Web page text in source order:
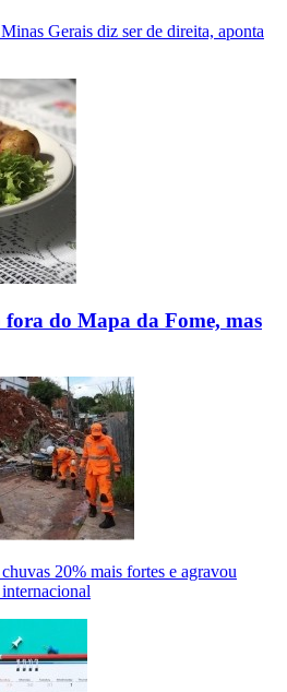
Gerais diz ser de direita, aponta
do Mapa da Fome, mas
20% mais fortes e agravou